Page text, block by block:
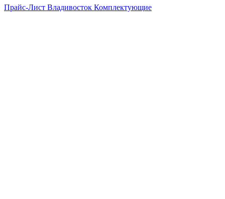
Прайс-Лист Владивосток Комплектующие